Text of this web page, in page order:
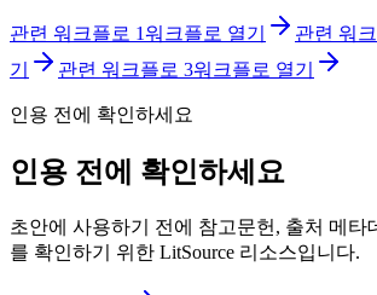
관련 워크플로 1워크플로 열기 관련 워
기
관련 워크플로 3워크플로 열기
인용 전에 확인하세요
인용 전에 확인하세요
초안에 사용하기 전에 참고문헌, 출처 메타
를 확인하기 위한 LitSource 리소스입니다.